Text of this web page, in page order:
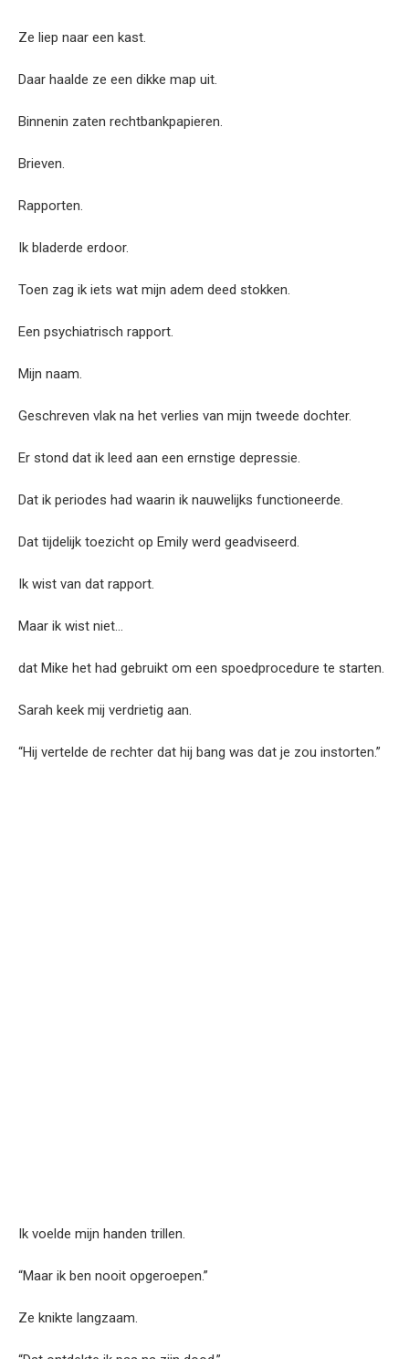
Ze liep naar een kast.
Daar haalde ze een dikke map uit.
Binnenin zaten rechtbankpapieren.
Brieven.
Rapporten.
Ik bladerde erdoor.
Toen zag ik iets wat mijn adem deed stokken.
Een psychiatrisch rapport.
Mijn naam.
Geschreven vlak na het verlies van mijn tweede dochter.
Er stond dat ik leed aan een ernstige depressie.
Dat ik periodes had waarin ik nauwelijks functioneerde.
Dat tijdelijk toezicht op Emily werd geadviseerd.
Ik wist van dat rapport.
Maar ik wist niet…
dat Mike het had gebruikt om een spoedprocedure te starten.
Sarah keek mij verdrietig aan.
“Hij vertelde de rechter dat hij bang was dat je zou instorten.”
Ik voelde mijn handen trillen.
“Maar ik ben nooit opgeroepen.”
Ze knikte langzaam.